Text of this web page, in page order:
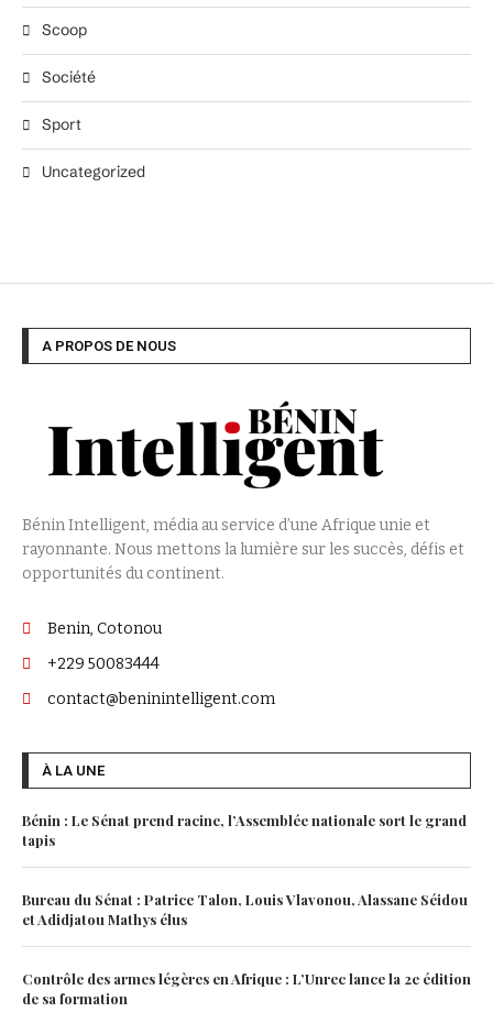
Scoop
Société
Sport
Uncategorized
A PROPOS DE NOUS
Bénin Intelligent, média au service d’une Afrique unie et
rayonnante. Nous mettons la lumière sur les succès, défis et
opportunités du continent.
Benin, Cotonou
+229 50083444
contact@beninintelligent.com
À LA UNE
Bénin : Le Sénat prend racine, l’Assemblée nationale sort le grand
tapis
Bureau du Sénat : Patrice Talon, Louis Vlavonou, Alassane Séidou
et Adidjatou Mathys élus
Contrôle des armes légères en Afrique : L’Unrec lance la 2e édition
de sa formation